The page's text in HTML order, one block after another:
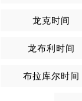
龙克时间
龙布利时间
布拉库尔时间